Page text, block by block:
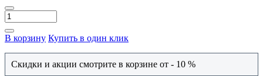
В корзину Купить в один клик
Скидки и акции смотрите в корзине от - 10 %